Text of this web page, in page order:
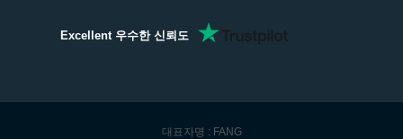
Excellent 우수한 신뢰도
대표자명 : FANG